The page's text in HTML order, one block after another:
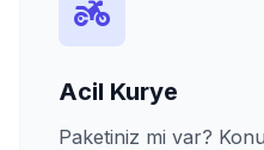
Acil Kurye
Paketiniz mi var?